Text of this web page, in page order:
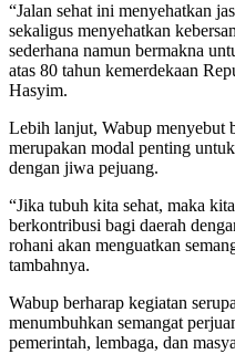
“Jalan sehat ini menyehatkan
sekaligus menyehatkan
sederhana namun bermakna
atas 80 tahun kemerdekaan
Hasyim.
Lebih lanjut, Wabup menyebut
merupakan modal penting
dengan jiwa pejuang.
“Jika tubuh kita sehat, maka
berkontribusi bagi daerah
rohani akan menguatkan
tambahnya.
Wabup berharap kegiatan
menumbuhkan semangat
pemerintah, lembaga, dan